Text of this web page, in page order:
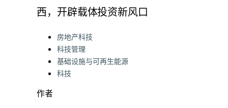
西，开辟载体投资新风口
Categories:
房地产科技
科技管理
基础设施与可再生能源
科技
作者